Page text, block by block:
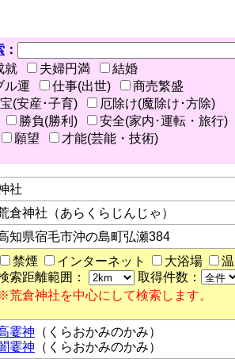
：
就 夫婦円満
結婚
ル運 仕事(出世)
商売繁盛
(安産･子育)
厄除け(魔除け･方除)
勝負(勝利)
安全(家内･運転・旅行)
願望 才能(芸能・技術)
社
倉神社（あらくらじんじゃ）
知県宿毛市沖の島町弘瀬384
禁煙 インターネット 大浴場
索距離範囲：
取得件数：
荒倉神社を中心にして検索します。
霎神 （くらおかみのかみ）
霎神 （くらおかみのかみ）